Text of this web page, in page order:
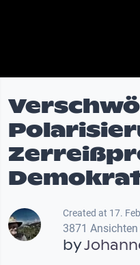
Created at 17.
3871 Ansichten
by